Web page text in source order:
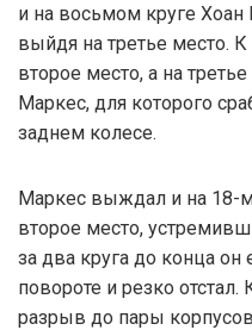
и на восьмом круге
выйдя на третье место.
второе место, а на
Маркес, для которого
заднем колесе.
Маркес выждал и на 18-
второе место,
за два круга до конца
повороте и резко
разрыв до пары